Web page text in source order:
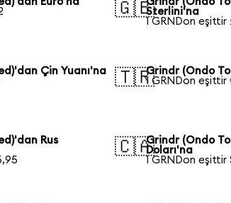
🇬🇧Sterlini'na
1 GRNDon eşittir
Çin Yuanı'na
🇹🇷Grindr (Ondo
1 GRNDon eşittir
Rus
🇨🇦Grindr (Ondo
Doları'na
1 GRNDon eşittir